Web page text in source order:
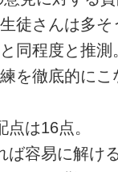
徒さんは多
同程度と推
を徹底的に
は16点。
ば容易に解け